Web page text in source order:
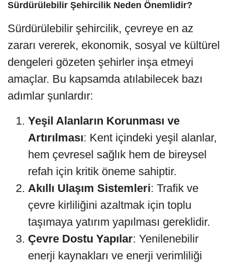
Sürdürülebilir Şehircilik Neden Önemlidir?
Sürdürülebilir şehircilik, çevreye en az
zararı vererek, ekonomik, sosyal ve kültürel
dengeleri gözeten şehirler inşa etmeyi
amaçlar. Bu kapsamda atılabilecek bazı
adımlar şunlardır:
Yeşil Alanların Korunması ve
Artırılması: Kent içindeki yeşil alanlar,
hem çevresel sağlık hem de bireysel
refah için kritik öneme sahiptir.
Akıllı Ulaşım Sistemleri: Trafik ve
çevre kirliliğini azaltmak için toplu
taşımaya yatırım yapılması gereklidir.
Çevre Dostu Yapılar: Yenilenebilir
enerji kaynakları ve enerji verimliliği